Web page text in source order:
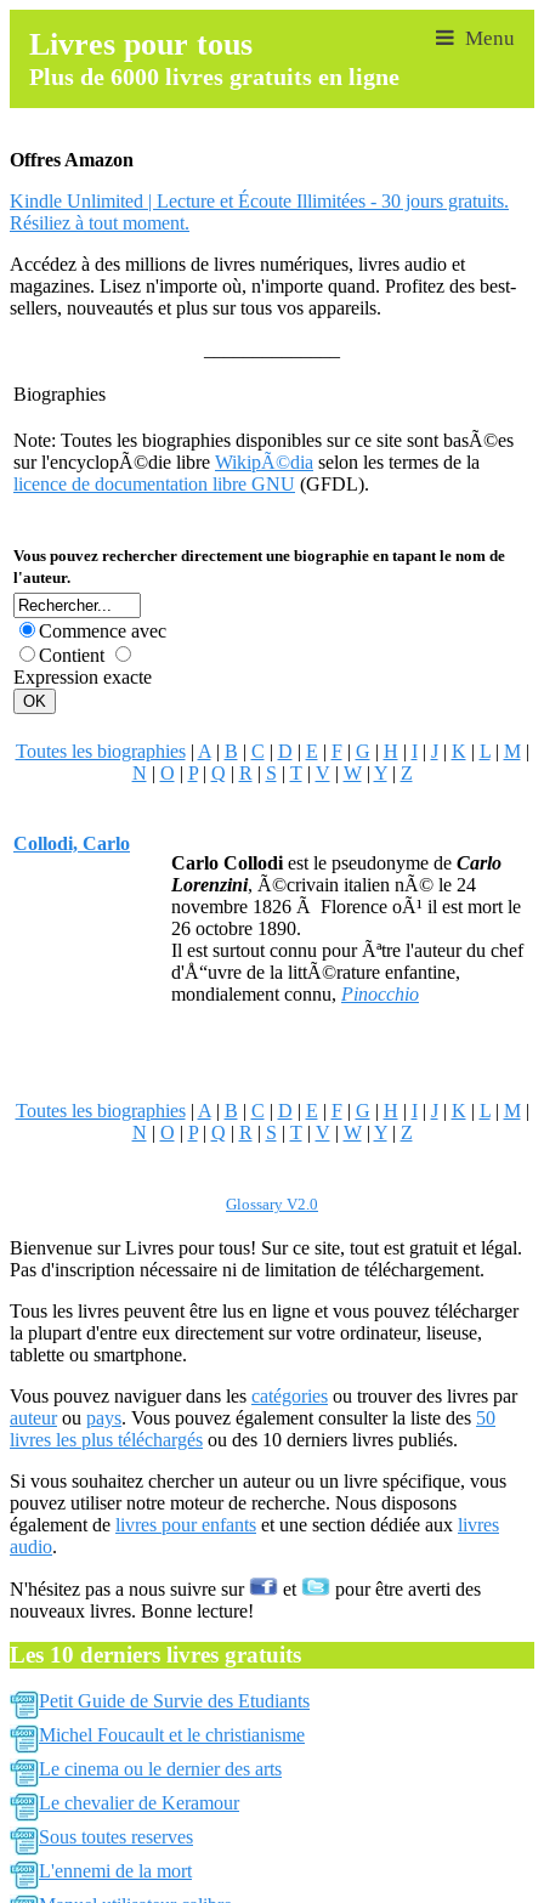
Livres pour tous
Plus de 6000 livres gratuits en ligne
Offres Amazon
Kindle Unlimited | Lecture et Écoute Illimitées - 30 jours gratuits.
Résiliez à tout moment.
Accédez à des millions de livres numériques, livres audio et
magazines. Lisez n'importe où, n'importe quand. Profitez des best-
sellers, nouveautés et plus sur tous vos appareils.
Biographies
Note: Toutes les biographies disponibles sur ce site sont basÃ©es
sur l'encyclopÃ©die libre WikipÃ©dia selon les termes de la
licence de documentation libre GNU (GFDL).
Vous pouvez rechercher directement une biographie en tapant le nom de
l'auteur.
Commence avec
Contient
Expression exacte
Toutes les biographies| A | B | C | D | E | F| G | H | I| J| K | L| M|
N | O | P| Q | R | S | T| V| W| Y| Z
Collodi, Carlo
Carlo Collodi est le pseudonyme de Carlo
Lorenzini, Ã©crivain italien nÃ© le 24
novembre 1826 Ã Florence oÃ¹ il est mort le
26 octobre 1890.
Il est surtout connu pour Ãªtre l'auteur du chef
d'Å“uvre de la littÃ©rature enfantine,
mondialement connu, Pinocchio
Toutes les biographies| A | B | C | D | E | F| G | H | I| J| K | L| M|
N | O | P| Q | R | S | T| V| W| Y| Z
Glossary V2.0
Bienvenue sur Livres pour tous! Sur ce site, tout est gratuit et légal.
Pas d'inscription nécessaire ni de limitation de téléchargement.
Tous les livres peuvent être lus en ligne et vous pouvez télécharger
la plupart d'entre eux directement sur votre ordinateur, liseuse,
tablette ou smartphone.
Vous pouvez naviguer dans les catégories ou trouver des livres par
auteurou pays. Vous pouvez également consulter la liste des 50
livres les plus téléchargés ou des 10 derniers livres publiés.
Si vous souhaitez chercher un auteur ou un livre spécifique, vous
pouvez utiliser notre moteur de recherche. Nous disposons
également de livres pour enfants et une section dédiée aux livres
audio.
N'hésitez pas a nous suivre sur et
pour être averti des
nouveaux livres. Bonne lecture!
Les 10 derniers livres gratuits
Petit Guide de Survie des Etudiants
Michel Foucault et le christianisme
Le cinema ou le dernier des arts
Le chevalier de Keramour
Sous toutes reserves
L'ennemi de la mort